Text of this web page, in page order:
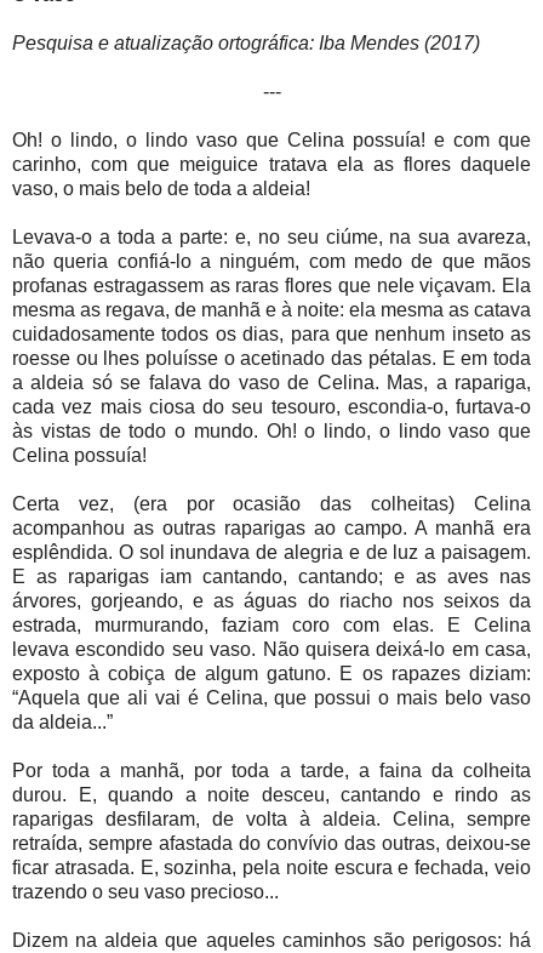
Pesquisa e atualização ortográfica: Iba Mendes (2017)
---
Oh! o lindo, o lindo vaso que Celina possuía! e com que
carinho, com que meiguice tratava ela as flores daquele
vaso, o mais belo de toda a aldeia!
Levava-o a toda a parte: e, no seu ciúme, na sua avareza,
não queria confiá-lo a ninguém, com medo de que mãos
profanas estragassem as raras flores que nele viçavam. Ela
mesma as regava, de manhã e à noite: ela mesma as catava
cuidadosamente todos os dias, para que nenhum inseto as
roesse ou lhes poluísse o acetinado das pétalas. E em toda
a aldeia só se falava do vaso de Celina. Mas, a rapariga,
cada vez mais ciosa do seu tesouro, escondia-o, furtava-o
às vistas de todo o mundo. Oh! o lindo, o lindo vaso que
Celina possuía!
Certa vez, (era por ocasião das colheitas) Celina
acompanhou as outras raparigas ao campo. A manhã era
esplêndida. O sol inundava de alegria e de luz a paisagem.
E as raparigas iam cantando, cantando; e as aves nas
árvores, gorjeando, e as águas do riacho nos seixos da
estrada, murmurando, faziam coro com elas. E Celina
levava escondido seu vaso. Não quisera deixá-lo em casa,
exposto à cobiça de algum gatuno. E os rapazes diziam:
“Aquela que ali vai é Celina, que possui o mais belo vaso
da aldeia...”
Por toda a manhã, por toda a tarde, a faina da colheita
durou. E, quando a noite desceu, cantando e rindo as
raparigas desfilaram, de volta à aldeia. Celina, sempre
retraída, sempre afastada do convívio das outras, deixou-se
ficar atrasada. E, sozinha, pela noite escura e fechada, veio
trazendo o seu vaso precioso...
Dizem na aldeia que aqueles caminhos são perigosos: há